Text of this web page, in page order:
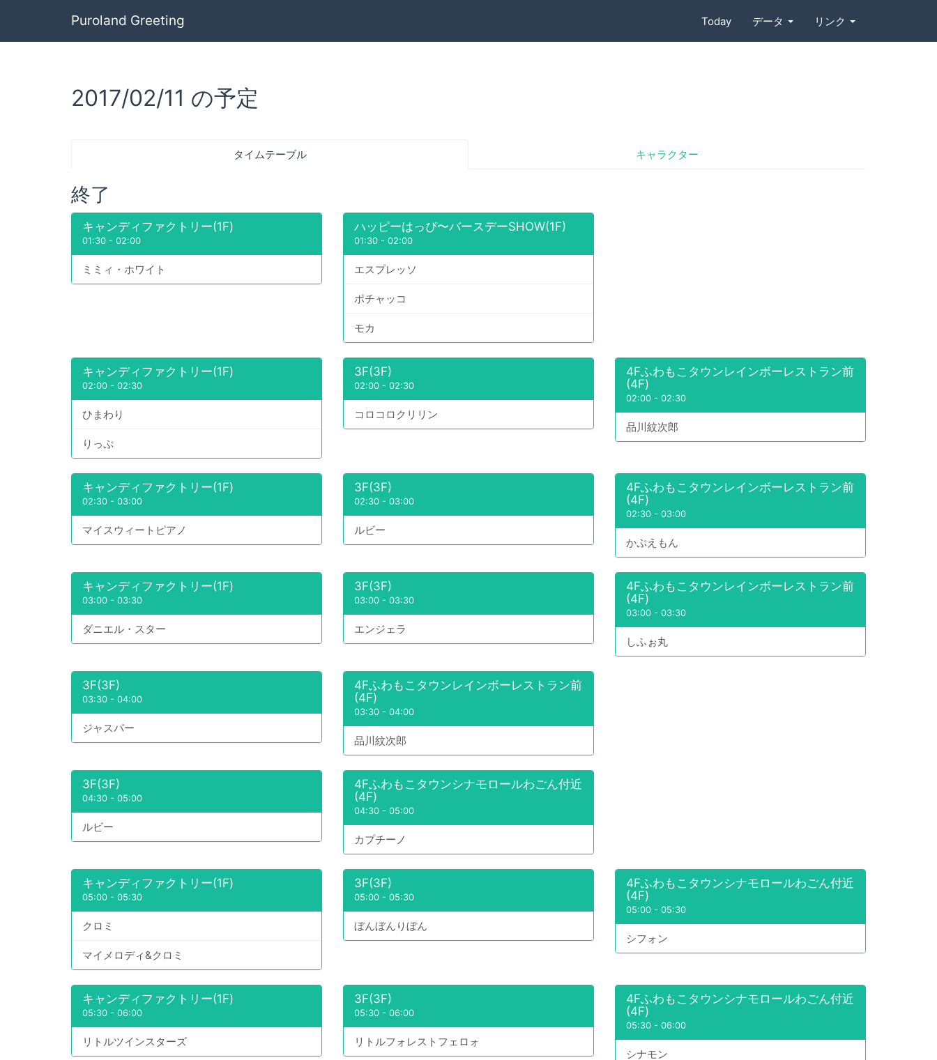
Puroland Greeting Today データ リンク
2017/02/11 の予定
タイムテーブル キャラクター
終了
キャンディファクトリー(1F)
01:30 - 02:00
ミミィ・ホワイト
ハッピーはっぴ〜バースデーSHOW(1F)
01:30- 02:00
エスプレッソ
ポチャッコ
モカ
キャンディファクトリー(1F)
02:00 - 02:30
ひまわり
りっぷ
3F(3F)
02:00- 02:30
コロコロクリリン
4Fふわもこタウンレインボーレストラン前
(4F)
02:00- 02:30
品川紋次郎
キャンディファクトリー(1F)
02:30 - 03:00
マイスウィートピアノ
3F(3F)
02:30- 03:00
ルビー
4Fふわもこタウンレインボーレストラン前
(4F)
02:30- 03:00
かぷえもん
キャンディファクトリー(1F)
03:00 - 03:30
ダニエル・スター
3F(3F)
03:00- 03:30
エンジェラ
4Fふわもこタウンレインボーレストラン前
(4F)
03:00- 03:30
しふぉ丸
3F(3F)
03:30 - 04:00
ジャスパー
4Fふわもこタウンレインボーレストラン前
(4F)
03:30- 04:00
品川紋次郎
3F(3F)
04:30 - 05:00
ルビー
4Fふわもこタウンシナモロールわごん付近
(4F)
04:30- 05:00
カプチーノ
キャンディファクトリー(1F)
05:00 - 05:30
クロミ
マイメロディ&クロミ
3F(3F)
05:00- 05:30
ぼんぼんりぼん
4Fふわもこタウンシナモロールわごん付近
(4F)
05:00- 05:30
シフォン
キャンディファクトリー(1F)
05:30 - 06:00
リトルツインスターズ
3F(3F)
05:30- 06:00
リトルフォレストフェロォ
4Fふわもこタウンシナモロールわごん付近
(4F)
05:30- 06:00
シナモン